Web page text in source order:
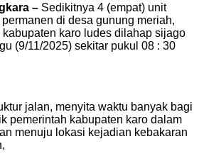
– Sedikitnya 4 (empat) unit
di desa gunung meriah,
kabupaten karo ludes dilahap sijago
(9/11/2025) sekitar pukul 08 : 30
jalan, menyita waktu banyak bagi
pemerintah kabupaten karo dalam
menuju lokasi kejadian kebakaran